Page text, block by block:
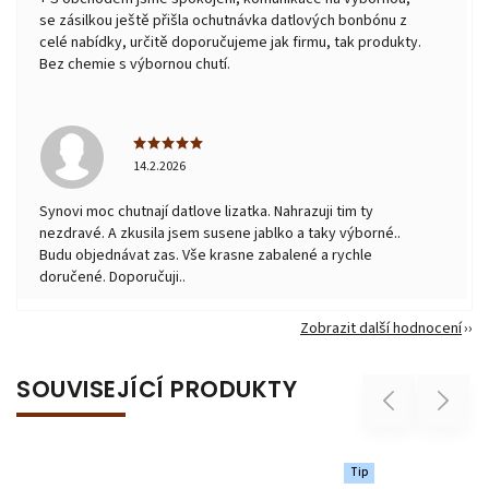
se zásilkou ještě přišla ochutnávka datlových bonbónu z
celé nabídky, určitě doporučujeme jak firmu, tak produkty.
Bez chemie s výbornou chutí.
14.2.2026
Synovi moc chutnají datlove lizatka. Nahrazuji tim ty
nezdravé. A zkusila jsem susene jablko a taky výborné..
Budu objednávat zas. Vše krasne zabalené a rychle
doručené. Doporučuji..
Zobrazit další hodnocení
SOUVISEJÍCÍ PRODUKTY Previous Next